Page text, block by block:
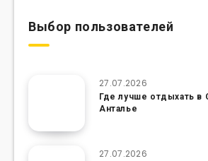
Выбор пользователей
27.07.2026
Где лучше отдыхать в
Анталье
27.07.2026